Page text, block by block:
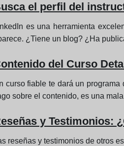
el perfil del
es una herramienta
¿Tiene un blog? ¿Ha
del Curso
curso fiable te dará un
sobre el contenido, es una
y Testimonios:
reseñas y testimonios de otros